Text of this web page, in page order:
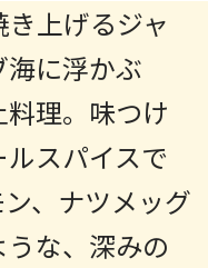
上げるジャ
に浮かぶ
理。味つけ
スパイスで
、ナツメッグ
な、深みの